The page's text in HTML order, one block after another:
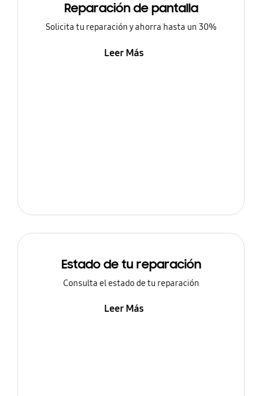
Reparación de pantalla
Solicita tu reparación y ahorra hasta un 30%
Leer Más
Estado de tu reparación
Consulta el estado de tu reparación
Leer Más